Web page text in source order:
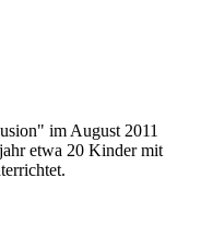
im August 2011
etwa 20 Kinder mit